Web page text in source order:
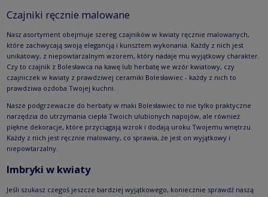
Czajniki ręcznie malowane
Nasz asortyment obejmuje szereg czajników w kwiaty ręcznie malowanych,
które zachwycają swoją elegancją i kunsztem wykonania. Każdy z nich jest
unikatowy, z niepowtarzalnym wzorem, który nadaje mu wyjątkowy charakter.
Czy to czajnik z Bolesławca na kawę lub herbatę we wzór kwiatowy, czy
czajniczek w kwiaty z prawdziwej ceramiki Bolesławiec - każdy z nich to
prawdziwa ozdoba Twojej kuchni.
Nasze podgrzewacze do herbaty w maki Bolesławiec to nie tylko praktyczne
narzędzia do utrzymania ciepła Twoich ulubionych napojów, ale również
piękne dekoracje, które przyciągają wzrok i dodają uroku Twojemu wnętrzu.
Każdy z nich jest ręcznie malowany, co sprawia, że jest on wyjątkowy i
niepowtarzalny.
Imbryki w kwiaty
Jeśli szukasz czegoś jeszcze bardziej wyjątkowego, koniecznie sprawdź naszą